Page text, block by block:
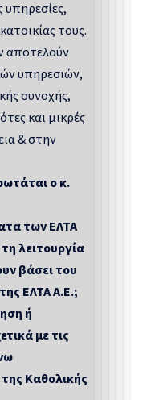
υπηρεσίες,
τους.
αποτελούν
υπηρεσιών,
συνοχής,
και μικρές
& στην
ο κ.
των ΕΛΤΑ
λειτουργία
βάσει του
ΕΛΤΑ Α.Ε.;
ή
με τις
Καθολικής